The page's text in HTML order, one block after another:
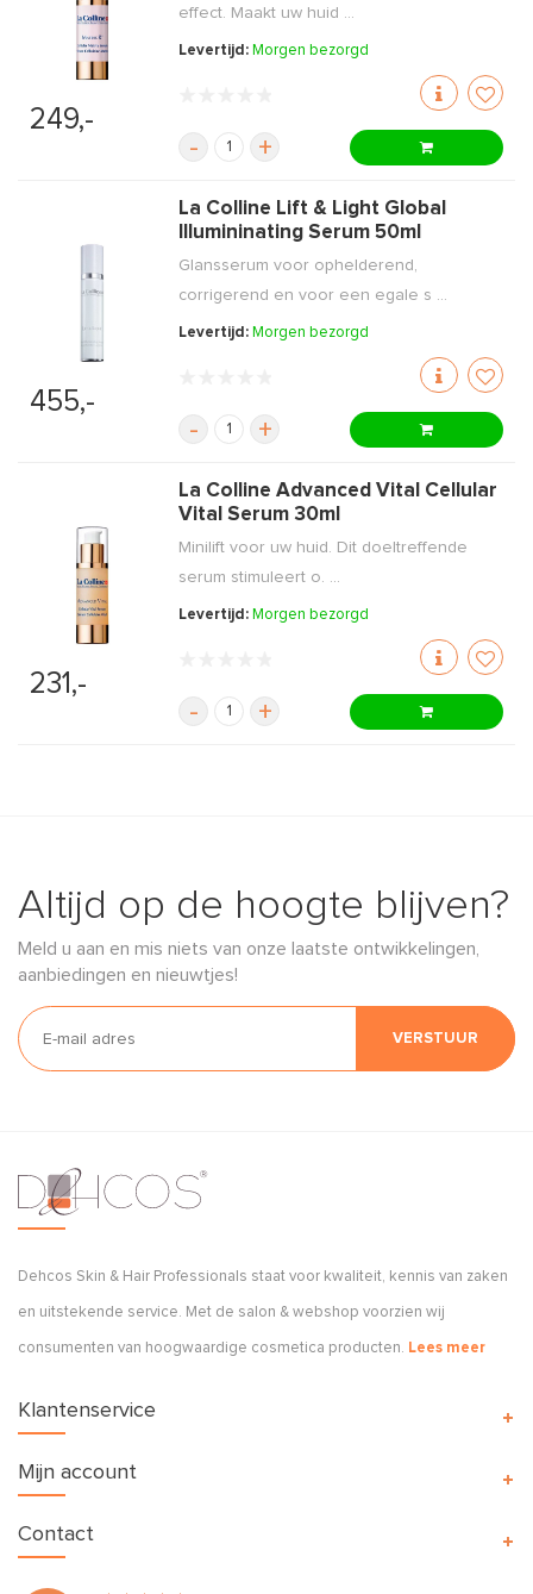
249,-
effect. Maakt uw huid ...
Levertijd: Morgen bezorgd
- +
455,-
La Colline Lift & Light Global
Illumininating Serum 50ml
Glansserum voor ophelderend,
corrigerend en voor een egale s ...
Levertijd: Morgen bezorgd
- +
231,-
La Colline Advanced Vital Cellular
Vital Serum 30ml
Minilift voor uw huid. Dit doeltreffende
serum stimuleert o. ...
Levertijd: Morgen bezorgd
- +
Altijd op de hoogte blijven?
Meld u aan en mis niets van onze laatste ontwikkelingen,
aanbiedingen en nieuwtjes!
VERSTUUR
Dehcos Skin & Hair Professionals staat voor kwaliteit, kennis van zaken
en uitstekende service. Met de salon & webshop voorzien wij
consumenten van hoogwaardige cosmetica producten. Lees meer
Klantenservice
Mijn account
Contact